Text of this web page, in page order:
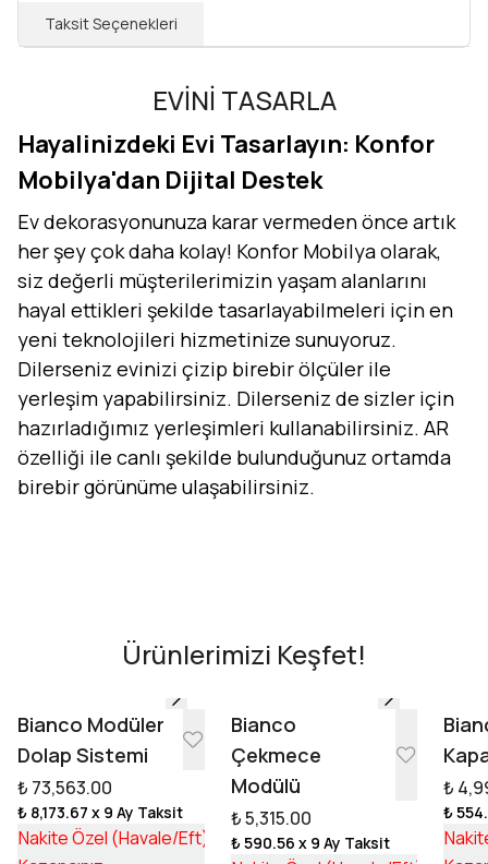
Taksit Seçenekleri
EVİNİ TASARLA
Hayalinizdeki Evi Tasarlayın: Konfor
Mobilya'dan Dijital Destek
Ev dekorasyonunuza karar vermeden önce artık
her şey çok daha kolay! Konfor Mobilya olarak,
siz değerli müşterilerimizin yaşam alanlarını
hayal ettikleri şekilde tasarlayabilmeleri için en
yeni teknolojileri hizmetinize sunuyoruz.
Dilerseniz evinizi çizip birebir ölçüler ile
yerleşim yapabilirsiniz. Dilerseniz de sizler için
hazırladığımız yerleşimleri kullanabilirsiniz. AR
özelliği ile canlı şekilde bulunduğunuz ortamda
birebir görünüme ulaşabilirsiniz.
Tasarıma Başla
Ürünlerimizi Keşfet!
Bianco Modüler
Dolap Sistemi
₺ 73,563.00
₺ 8,173.67 x 9 Ay Taksit
Nakite Özel (Havale/Eft) ₺ 55,253.17
Bianco
Çekmece
Modülü
₺ 5,315.00
₺ 590.56 x 9 Ay Taksit
₺
₺